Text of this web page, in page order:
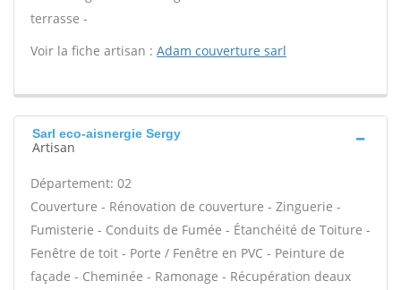
terrasse -
Voir la fiche artisan : Adam couverture sarl
Sarl eco-aisnergie Sergy
Artisan
Département: 02
Couverture - Rénovation de couverture - Zinguerie -
Fumisterie - Conduits de Fumée - Étanchéité de Toiture -
Fenêtre de toit - Porte / Fenêtre en PVC - Peinture de
façade - Cheminée - Ramonage - Récupération deaux